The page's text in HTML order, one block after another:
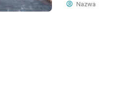
Nazwa